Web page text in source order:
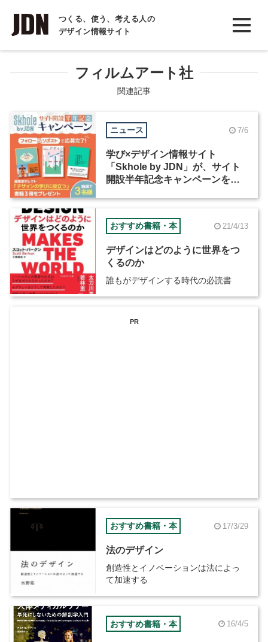
つくる、使う、考える人の
デザイン情報サイト
INTERVIEW
インタビュー
REPORT
COLUMN
コラム
フィルムアート社
関連記事
ニュース 7/6
学び×デザイン情報サイト
「Skhole by JDN」が、サイト
開設半年記念キャンペーンを実
おすすめ書籍・本 21/4/13
デザインはどのように世界をつ
くるのか
誰もがデザインする時代の必読書
PR
おすすめ書籍・本 17/3/29
法のデザイン
創造性とイノベーションは法によっ
て加速する
おすすめ書籍・本 16/4/5